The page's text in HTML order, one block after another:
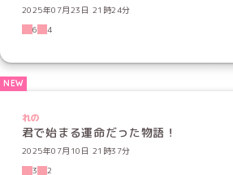
2025年07月23日 21時24分
6
4
れの
君で始まる運命だった物語！
2025年07月10日 21時37分
3
2